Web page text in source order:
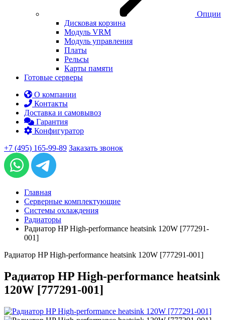
Опции
Дисковая корзина
Модуль VRM
Модуль управления
Платы
Рельсы
Карты памяти
Готовые серверы
О компании
Контакты
Доставка и самовывоз
Гарантия
Конфигуратор
+7 (495) 165-99-89 Заказать звонок
Главная
Серверные комплектующие
Системы охлаждения
Радиаторы
Радиатор HP High-performance heatsink 120W [777291-
001]
Радиатор HP High-performance heatsink 120W [777291-001]
Радиатор HP High-performance heatsink
120W [777291-001]